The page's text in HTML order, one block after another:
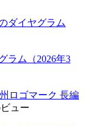
ダイヤグラム
ラム（2026年3
ロゴマーク 長編
ュー